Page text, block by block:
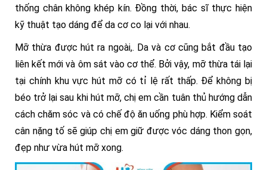
thống chân không khép kín. Đồng thời, bác sĩ thực hiện
kỹ thuật tạo dáng để da cơ co lại với nhau.
Mỡ thừa được hút ra ngoài,. Da và cơ cũng bắt đầu tạo
liên kết mới và ôm sát vào cơ thể. Bởi vậy, mỡ thừa tái lại
tại chính khu vực hút mỡ có tỉ lệ rất thấp. Để không bị
béo trở lại sau khi hút mỡ, chị em cần tuân thủ hướng dẫn
cách chăm sóc và có chế độ ăn uống phù hợp. Kiểm soát
cân nặng tố sẽ giúp chị em giữ được vóc dáng thon gọn,
đẹp như vừa hút mỡ xong.